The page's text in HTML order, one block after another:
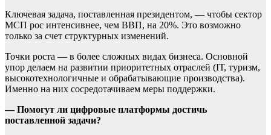
Ключевая задача, поставленная президентом, — чтобы сектор
МСП рос интенсивнее, чем ВВП, на 20%. Это возможно
только за счет структурных изменений.
Точки роста — в более сложных видах бизнеса. Основной
упор делаем на развитии приоритетных отраслей (IТ, туризм,
высокотехнологичные и обрабатывающие производства).
Именно на них сосредотачиваем меры поддержки.
— Помогут ли цифровые платформы достичь
поставленной задачи?